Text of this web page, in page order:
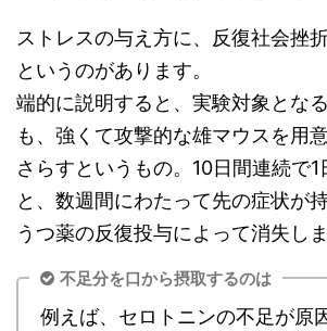
ストレスの与え方に、反復社会挫
というのがあります。
端的に説明すると、実験対象とな
も、強くて攻撃的な雄マウスを用
さらすというもの。10日間連続で1
と、数週間にわたって先の症状が
うつ薬の反復投与によって消失しま
不足分を口から摂取するのは
例えば、セロトニンの不足が原